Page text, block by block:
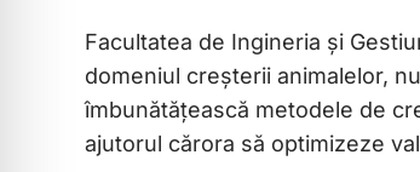
Facultatea de Ingineria și
domeniul creșterii animalelor,
îmbunătățească metodele de
ajutorul cărora să optimizeze